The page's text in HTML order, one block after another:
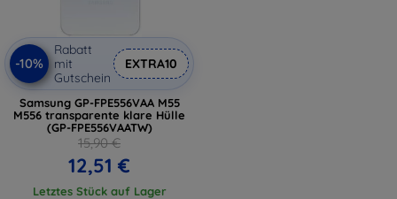
-10%
Rabatt
mit
Gutschein
EXTRA10
Samsung GP-FPE556VAA M55
M556 transparente klare Hülle
(GP-FPE556VAATW)
15,90 €
12,51 €
Letztes Stück auf Lager